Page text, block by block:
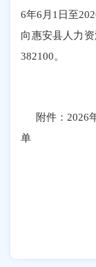
6年6 月 1 日至202
向惠安县人力
382100。
附件 ： 2026
单